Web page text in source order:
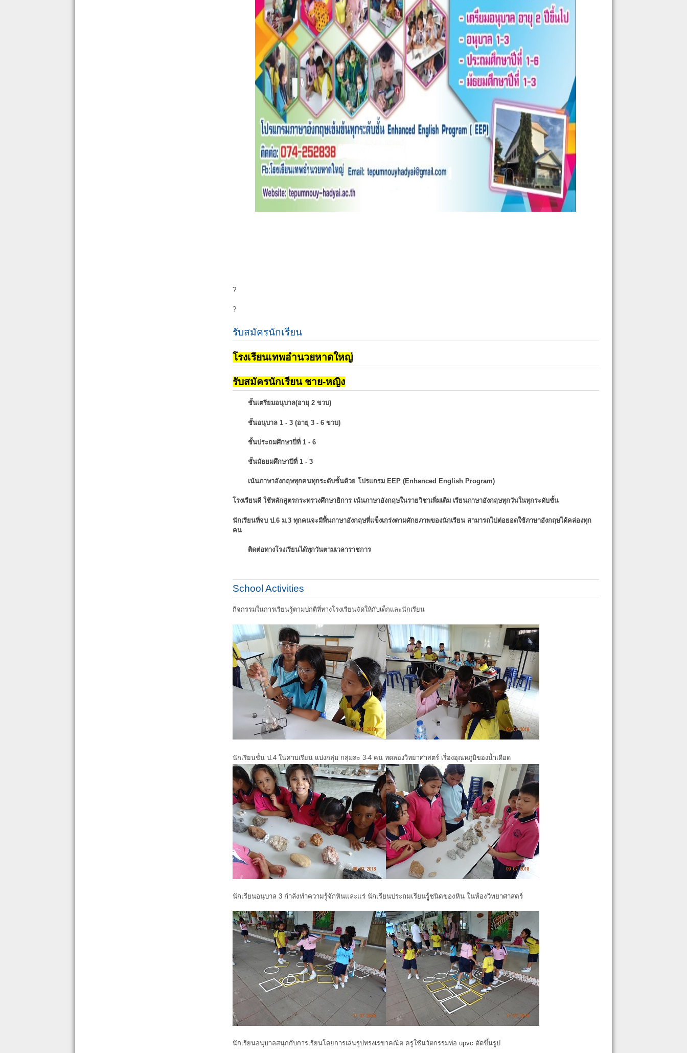
?
?
รับสมัครนักเรียน
โรงเรียนเทพอำนวยหาดใหญ่
รับสมัครนักเรียน ชาย-หญิง
ชั้นเตรียมอนุบาล(อายุ 2 ขวบ)
ชั้นอนุบาล 1 - 3 (อายุ 3 - 6 ขวบ)
ชั้นประถมศึกษาปี่ที่ 1 - 6
ชั้นมัธยมศึกษาปีที่ 1 - 3
เน้นภาษาอังกฤษทุกคนทุกระดับชั้นด้วย โปรแกรม EEP (Enhanced English Program)
โรงเรียนดี ใช้หลักสูตรกระทรวงศึกษาธิการ เน้นภาษาอังกฤษในรายวิชาเพิ่มเติม เรียนภาษาอังกฤษทุกวันในทุกระดับชั้น
นักเรียนที่จบ ป.6 ม.3 ทุกคนจะมีพื้นภาษาอังกฤษที่แข็งเกร่งตามศักยภาพของนักเรียน สามารถไปต่อยอดใช้ภาษาอังกฤษได้คล่องทุก
คน
ติดต่อทางโรงเรียนได้ทุกวันตามเวลาราชการ
School Activities
กิจกรรมในการเรียนรู้ตามปกติที่ทางโรงเรียนจัดให้กับเด็กและนักเรียน
นักเรียนชั้น ป.4 ในคาบเรียน แบ่งกลุ่ม กลุ่มละ 3-4 คน ทดลองวิทยาศาสตร์ เรื่องอุณหภูมิของน้ำเดือด
นักเรียนอนุบาล 3 กำลังทำความรู้จักหินและแร่ นักเรียนประถมเรียนรูู้ชนิดของหิน ในห้องวิทยาศาสตร์
นักเรียนอนุบาลสนุกกับการเรียนโดยการเล่นรูปทรงเรขาคณิต ครูใช้นวัตกรรมท่อ upvc ดัดขึ้นรูป